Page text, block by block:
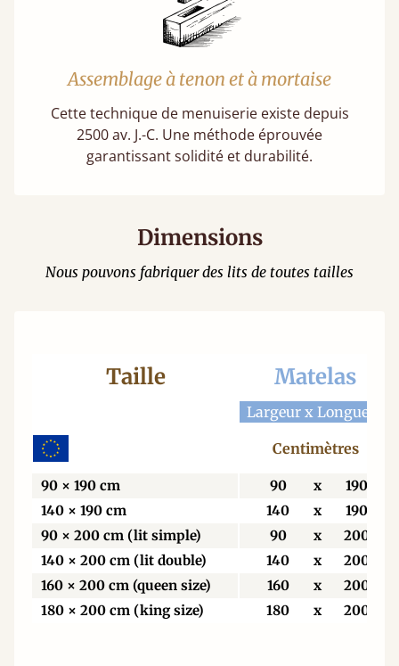
Assemblage à tenon et à mortaise
Cette technique de menuiserie existe depuis
2500 av. J.-C. Une méthode éprouvée
garantissant solidité et durabilité.
Dimensions
Nous pouvons fabriquer des lits de toutes tailles
Taille Matelas
Largeur x Longueur
Centimètres
90 × 190 cm 90 x
190
140 × 190 cm
140 x
190
90 × 200 cm (lit simple)
90 x
200
140 × 200 cm (lit double)
140 x
200
160 × 200 cm (queen size)
160 x
200
180 × 200 cm (king size)
180 x 200